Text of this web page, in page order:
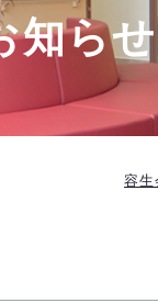
知らせ
容生